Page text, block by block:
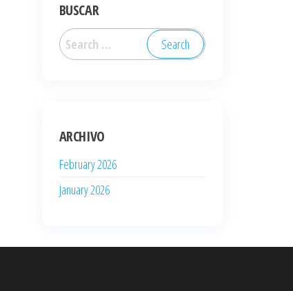
BUSCAR
Search
for:
ARCHIVO
February 2026
January 2026